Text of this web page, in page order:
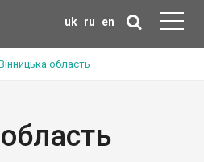
uk ru en
область